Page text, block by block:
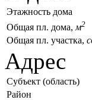
Этажность дома
Общая пл. дома, м2
Общая пл. участка,
Адрес
Субъект (область)
Район